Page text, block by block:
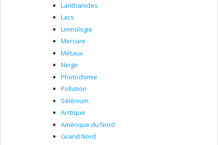
Lanthanides
Lacs
Limnologie
Mercure
Métaux
Neige
Photochimie
Pollution
Sélénium
Arctique
Amérique du Nord
Grand Nord